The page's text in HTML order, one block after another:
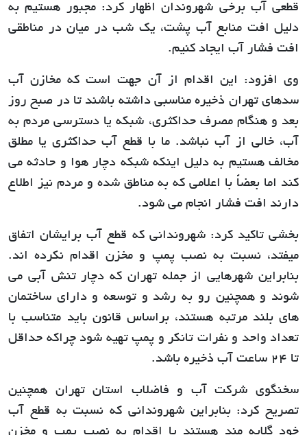
قطعی آب برخی شهروندان اظهار کرد: مجبور هستیم به
دلیل افت منابع آب پشت، یک شب در میان در مناطقی
افت فشار آب ایجاد کنیم.
وی افزود: این اقدام از آن جهت است که مخازن آب
سدهای تهران ذخیره مناسبی داشته باشند تا در صبح روز
بعد و هنگام مصرف حداکثری، شبکه یا دسترسی مردم به
آب، خالی از آب نباشد. ما با قطع آب حداکثری یا مطلق
مخالف هستیم به دلیل اینکه شبکه دچار هوا و حادثه می
کند اما بعضاً با اعلامی که به مناطق شده و مردم نیز اطلاع
دارند افت فشار انجام می شود.
بخشی تاکید کرد: شهروندانی که قطع آب برایشان اتفاق
میفتد، نسبت به نصب پمپ و مخزن اقدام نکرده اند.
بنابراین شهرهایی از جمله تهران که دچار تنش آبی می
شوند و همچنین رو به رشد و توسعه و دارای ساختمان
های بلند مرتبه هستند، براساس قانون باید متناسب با
تعداد واحد و نفرات تانکر و پمپ تهیه شود چراکه حداقل
تا 24 ساعت آب ذخیره باشد.
سخنگوی شرکت آب و فاضلاب استان تهران همچنین
تصریح کرد: بنابراین شهروندانی که نسبت به قطع آب
خود گلایه مند هستند یا اقدام به نصب پمپ و مخزن